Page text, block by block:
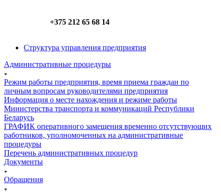
+375 212 65 68 14
Структура управления предприятия
Административные процедуры
Режим работы предприятия, время приема граждан по
личным вопросам руководителями предприятия
Информация о месте нахождения и режиме работы
Министерства транспорта и коммуникаций Республики
Беларусь
ГРАФИК оперативного замещения временно отсутствующих
работников, уполномоченных на административные
процедуры
Перечень административных процедур
Документы
Обращения